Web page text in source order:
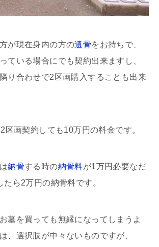
が現在身内の方の遺骨をお持ちで、
ている場合にでも契約出来ますし、
り合わせで2区画購入することも出来
区画契約しても10万円の料金です。
納骨する時の納骨料が1万円必要なだ
ら2万円の納骨料です。
墓を買っても無縁になってしまうよ
、選択肢が中々ないものですが、